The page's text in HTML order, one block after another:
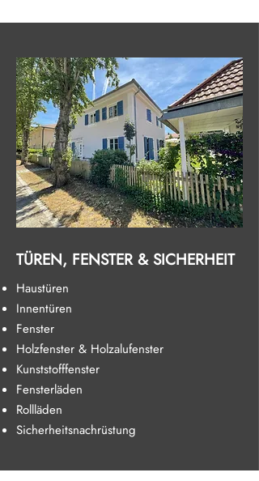
TÜREN, FENSTER & SICHERHEIT
Haustüren
Innentüren
Fenster
Holzfenster & Holzalufenster
Kunststofffenster
Fensterläden
Rollläden
Sicherheitsnachrüstung